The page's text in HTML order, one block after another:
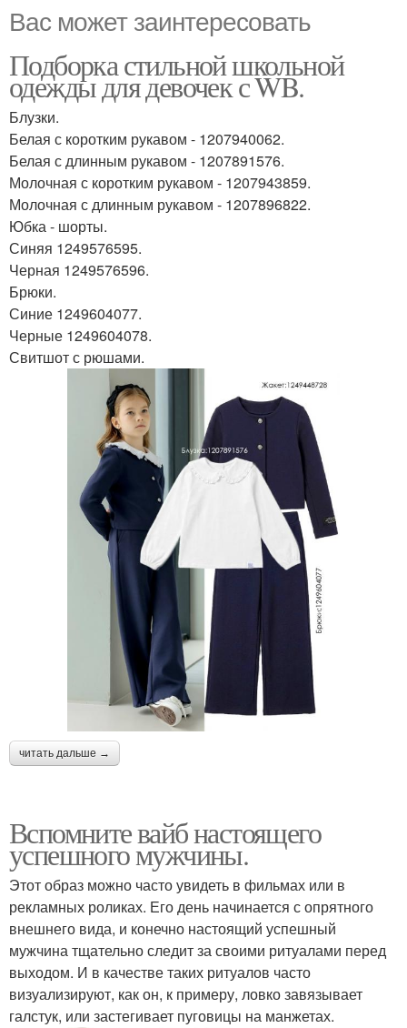
Вас может заинтересовать
Подборка стильной школьной
одежды для девочек с WB.
Блузки.
Белая с коротким рукавом - 1207940062.
Белая с длинным рукавом - 1207891576.
Молочная с коротким рукавом - 1207943859.
Молочная с длинным рукавом - 1207896822.
Юбка - шорты.
Синяя 1249576595.
Черная 1249576596.
Брюки.
Синие 1249604077.
Черные 1249604078.
Свитшот с рюшами.
читать дальше →
Вспомните вайб настоящего
успешного мужчины.
Этот образ можно часто увидеть в фильмах или в
рекламных роликах. Его день начинается с опрятного
внешнего вида, и конечно настоящий успешный
мужчина тщательно следит за своими ритуалами перед
выходом. И в качестве таких ритуалов часто
визуализируют, как он, к примеру, ловко завязывает
галстук, или застегивает пуговицы на манжетах.